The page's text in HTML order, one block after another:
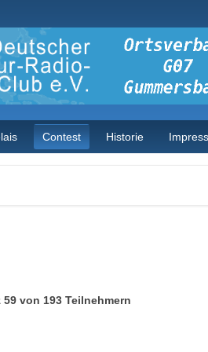
Contest Historie
59 von 193 Teilnehmern